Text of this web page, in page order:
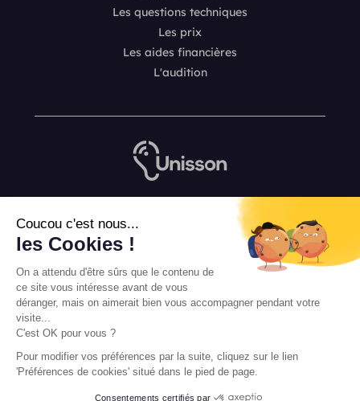
Coucou c'est nous...
les Cookies !
On a attendu d'être sûrs que le contenu de
ce site vous intéresse avant de vous
déranger, mais on aimerait bien vous accompagner pendant votre
visite...
C'est OK pour vous ?
Pour modifier vos préférences par la suite, cliquez sur le lien
'Préférences de cookies' situé dans le pied de page.
Consentements certifiés par
Les questions techniques
Les prix
Les aides financières
L'audition
L’équipe de rédaction Unisson
Conditions Générales de Vente